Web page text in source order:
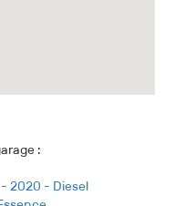
:
- 2020 - Diesel